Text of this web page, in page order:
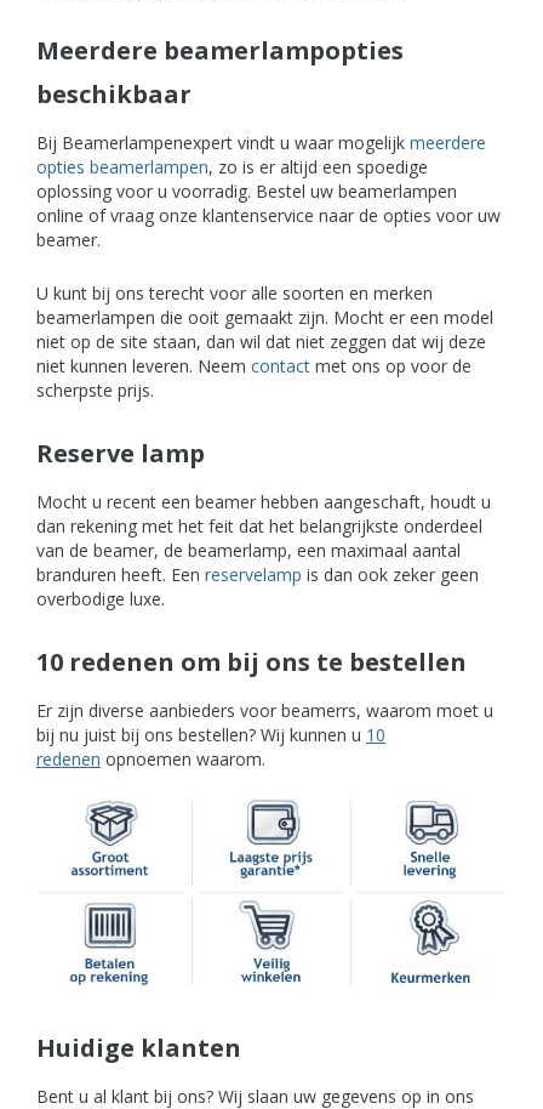
Meerdere beamerlampopties
beschikbaar
Bij Beamerlampenexpert vindt u waar mogelijk meerdere
opties beamerlampen, zo is er altijd een spoedige
oplossing voor u voorradig. Bestel uw beamerlampen
online of vraag onze klantenservice naar de opties voor uw
beamer.
U kunt bij ons terecht voor alle soorten en merken
beamerlampen die ooit gemaakt zijn. Mocht er een model
niet op de site staan, dan wil dat niet zeggen dat wij deze
niet kunnen leveren. Neem contact met ons op voor de
scherpste prijs.
Reserve lamp
Mocht u recent een beamer hebben aangeschaft, houdt u
dan rekening met het feit dat het belangrijkste onderdeel
van de beamer, de beamerlamp, een maximaal aantal
branduren heeft. Een reservelamp is dan ook zeker geen
overbodige luxe.
10 redenen om bij ons te bestellen
Er zijn diverse aanbieders voor beamerrs, waarom moet u
bij nu juist bij ons bestellen? Wij kunnen u 10
redenen opnoemen waarom.
Huidige klanten
Bent u al klant bij ons? Wij slaan uw gegevens op in ons